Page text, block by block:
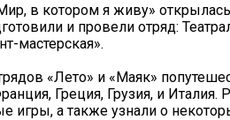
в котором я живу»
и провели отряд:
мастерская».
«Лето» и «Маяк»
Греция, Грузия, и
игры, а также узнали о